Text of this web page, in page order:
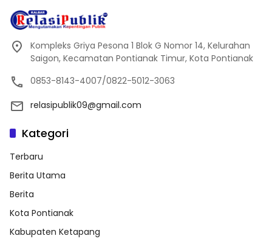
Kompleks Griya Pesona 1 Blok G Nomor 14, Kelurahan
Saigon, Kecamatan Pontianak Timur, Kota Pontianak
0853-8143-4007/0822-5012-3063
relasipublik09@gmail.com
Kategori
Terbaru
Berita Utama
Berita
Kota Pontianak
Kabupaten Ketapang